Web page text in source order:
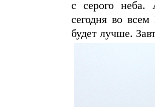
с серого неба.
сегодня во
будет лучше.